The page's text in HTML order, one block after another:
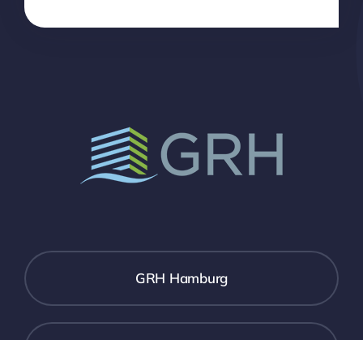
GRH Hamburg